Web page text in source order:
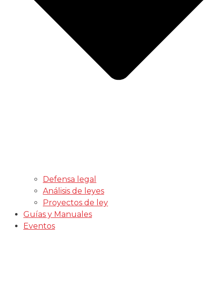
Defensa legal
Análisis de leyes
Proyectos de ley
Guías y Manuales
Eventos